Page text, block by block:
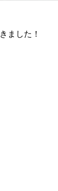
ました！